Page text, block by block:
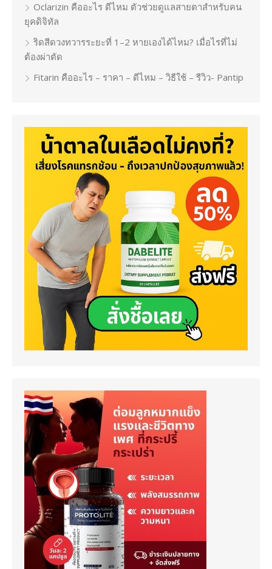
Oclarizin คืออะไร ดีไหม ตัวช่วยดูแลสายตาสำหรับคน
ยุคดิจิทัล
ริดสีดวงทวารระยะที่ 1–2 หายเองได้ไหม? เมื่อไรที่ไม่
ต้องผ่าตัด
Fitarin คืออะไร – ราคา – ดีไหม – วิธีใช้ – รีวิว- Pantip